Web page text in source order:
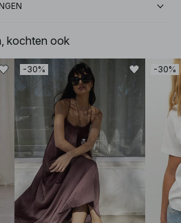
kochten ook
-30% -30%